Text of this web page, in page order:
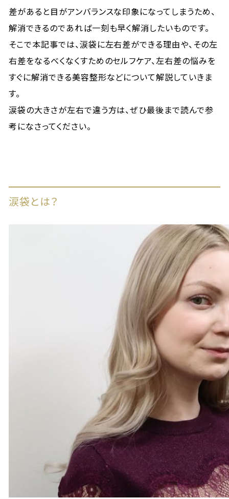
差があると目がアンバランスな印象になってしまうため、
解消できるのであれば一刻も早く解消したいものです。
そこで本記事では、涙袋に左右差ができる理由や、その左
右差をなるべくなくすためのセルフケア、左右差の悩みを
すぐに解消できる美容整形などについて解説していきま
す。
涙袋の大きさが左右で違う方は、ぜひ最後まで読んで参
考になさってください。
涙袋とは？